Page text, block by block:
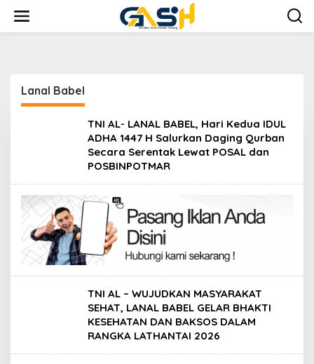
konten
Lanal Babel
TNI AL- LANAL BABEL, Hari Kedua IDUL
ADHA 1447 H Salurkan Daging Qurban
Secara Serentak Lewat POSAL dan
POSBINPOTMAR
TNI AL – WUJUDKAN MASYARAKAT
SEHAT, LANAL BABEL GELAR BHAKTI
KESEHATAN DAN BAKSOS DALAM
RANGKA LATHANTAI 2026